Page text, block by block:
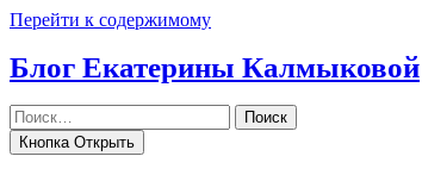
Перейти к содержимому
Блог Екатерины Калмыковой
Поиск
Кнопка Открыть